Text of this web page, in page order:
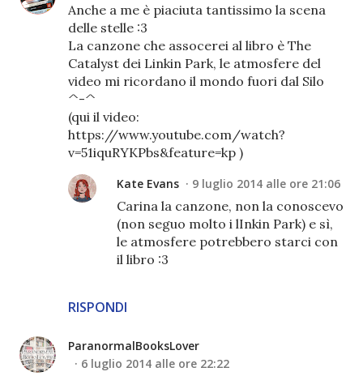
Anche a me è piaciuta tantissimo la scena
delle stelle :3
La canzone che assocerei al libro è The
Catalyst dei Linkin Park, le atmosfere del
video mi ricordano il mondo fuori dal Silo
^-^
(qui il video:
https://www.youtube.com/watch?
v=51iquRYKPbs&feature=kp )
RISPONDI
Kate Evans 9 luglio 2014 alle ore 21:06
Carina la canzone, non la conoscevo
(non seguo molto i lInkin Park) e sì,
le atmosfere potrebbero starci con
il libro :3
ParanormalBooksLover
6 luglio 2014 alle ore 22:22